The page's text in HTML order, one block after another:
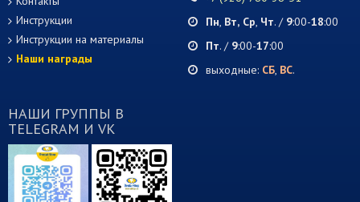
Инструкции
Инструкции на материалы
Наши награды
Пн, Вт, Ср, Чт. / 9:00-18:00
Пт. / 9:00-17:00
выходные: СБ, ВС.
НАШИ ГРУППЫ В
TELEGRAM И VK